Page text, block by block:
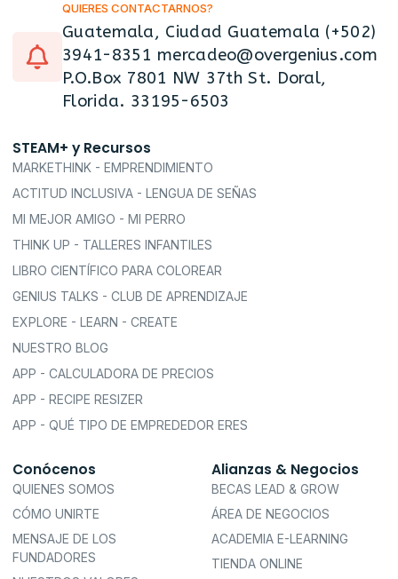
QUIERES CONTACTARNOS?
Guatemala, Ciudad Guatemala (+502)
3941-8351 mercadeo@overgenius.com
P.O.Box 7801 NW 37th St. Doral,
Florida. 33195-6503
STEAM+ y Recursos
MARKETHINK - EMPRENDIMIENTO
ACTITUD INCLUSIVA - LENGUA DE SEÑAS
MI MEJOR AMIGO - MI PERRO
THINK UP - TALLERES INFANTILES
LIBRO CIENTÍFICO PARA COLOREAR
GENIUS TALKS - CLUB DE APRENDIZAJE
EXPLORE - LEARN - CREATE
NUESTRO BLOG
APP - CALCULADORA DE PRECIOS
APP - RECIPE RESIZER
APP - QUÉ TIPO DE EMPREDEDOR ERES
Conócenos
QUIENES SOMOS
CÓMO UNIRTE
MENSAJE DE LOS
FUNDADORES
Alianzas & Negocios
BECAS LEAD & GROW
ÁREA DE NEGOCIOS
ACADEMIA E-LEARNING
TIENDA ONLINE